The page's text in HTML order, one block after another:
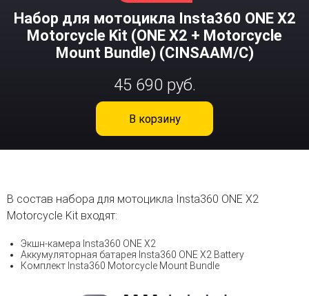
Набор для мотоцикла Insta360 ONE X2
Motorcycle Kit (ONE X2 + Motorcycle
Mount Bundle) (CINSAAM/C)
45 690 руб.
В корзину
В состав набора для мотоцикла Insta360 ONE X2
Motorcycle Kit входят:
Экшн-камера Insta360 ONE X2
Аккумуляторная батарея Insta360 ONE X2 Battery
Комплект Insta360 Motorcycle Mount Bundle